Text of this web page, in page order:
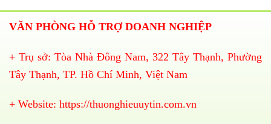
VĂN PHÒNG HỖ TRỢ DOANH NGHIỆP
+ Trụ sở: Tòa Nhà Đông Nam, 322 Tây Thạnh, Phường
Tây Thạnh, TP. Hồ Chí Minh, Việt Nam
+ Website: https://thuonghieuuytin.com.vn